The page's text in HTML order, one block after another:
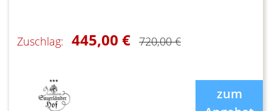
Zuschlag: 445,00 € 720,00 €
zum